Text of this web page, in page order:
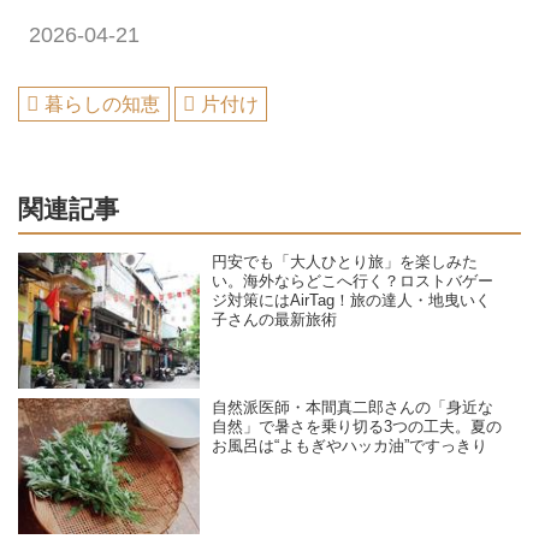
2026-04-21
暮らしの知恵 片付け
関連記事
円安でも「大人ひとり旅」を楽しみた
い。海外ならどこへ行く？ロストバゲー
ジ対策にはAirTag！旅の達人・地曳いく
子さんの最新旅術
自然派医師・本間真二郎さんの「身近な
自然」で暑さを乗り切る3つの工夫。夏の
お風呂は“よもぎやハッカ油”ですっきり